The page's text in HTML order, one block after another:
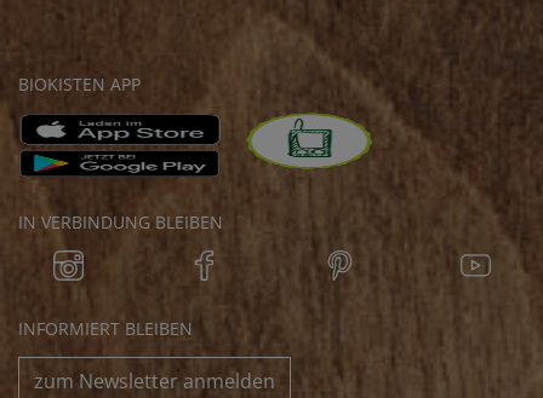
BIOKISTEN APP
IN VERBINDUNG BLEIBEN
INFORMIERT BLEIBEN
zum Newsletter anmelden